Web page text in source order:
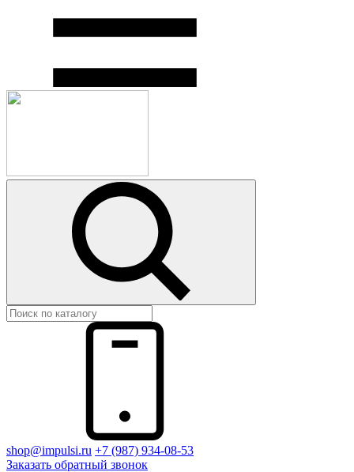
shop@impulsi.ru +7 (987) 934-08-53
Заказать обратный звонок